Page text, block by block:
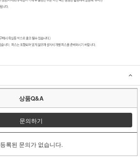
상품Q&A
문의하기
등록된 문의가 없습니다.